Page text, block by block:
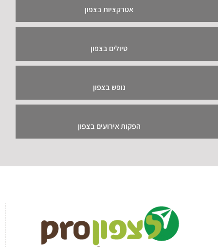
אטרקציות בצפון
טיולים בצפון
נופש בצפון
הפקות אירועים בצפון